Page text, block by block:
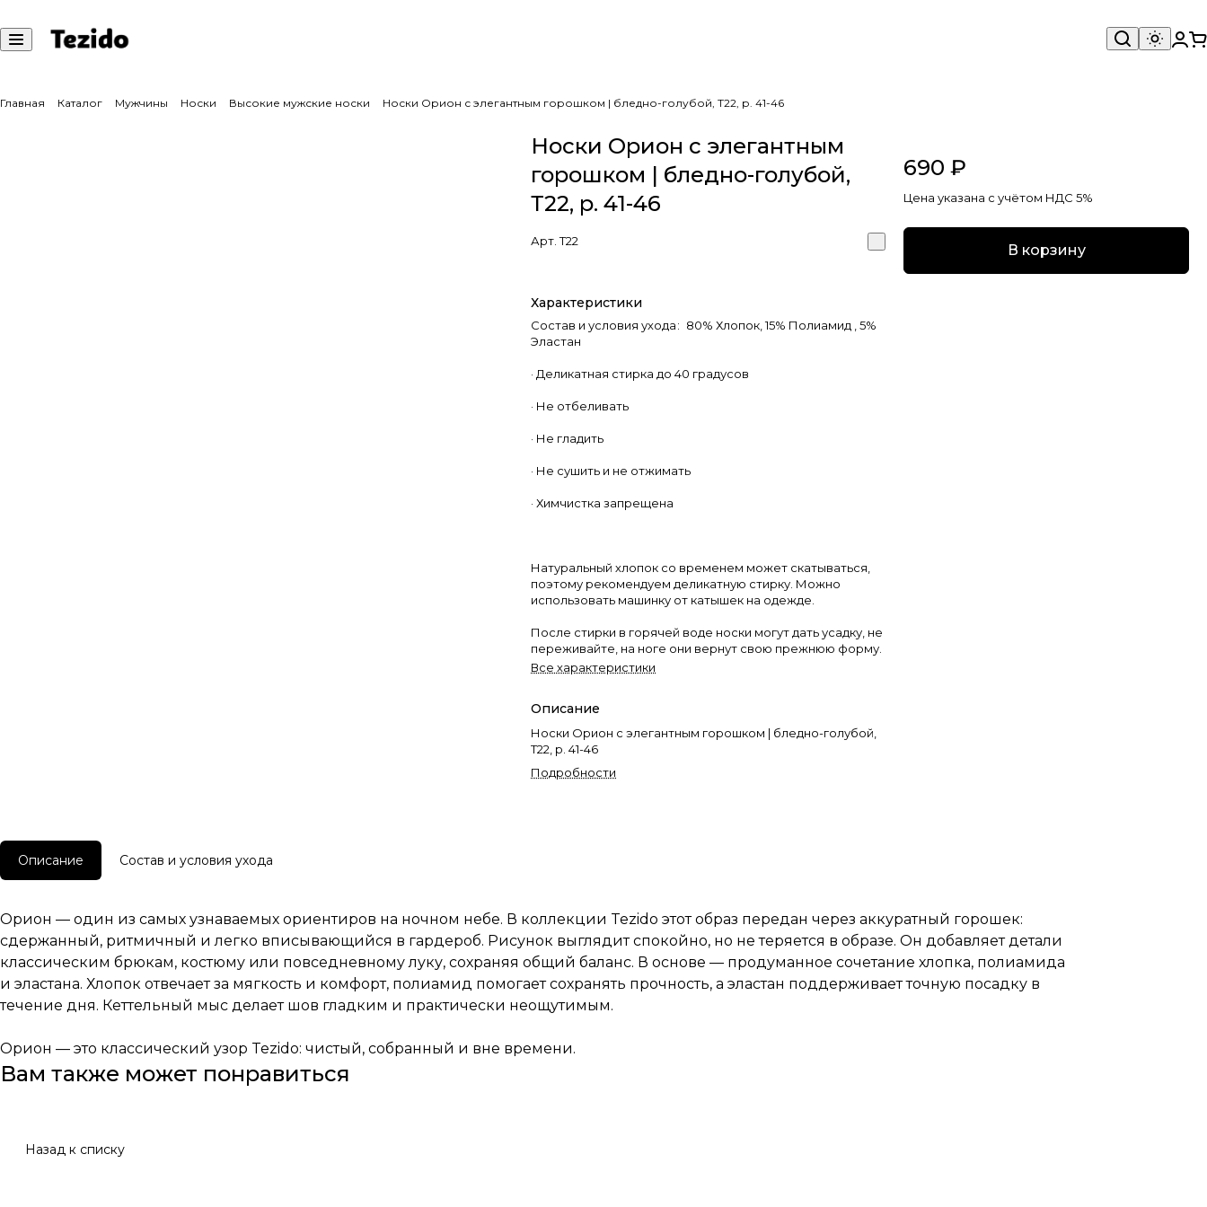
Главная Каталог Мужчины Носки Высокие мужские носки Носки Орион с элегантным горошком | бледно-голубой, Т22, р. 41-46
Носки Орион с элегантным
горошком | бледно-голубой,
Т22, р. 41-46
Арт.Т22
Характеристики
Состав и условия ухода: 80% Хлопок, 15% Полиамид , 5%
Эластан
· Деликатная стирка до 40 градусов
· Не отбеливать
· Не гладить
· Не сушить и не отжимать
· Химчистка запрещена
Натуральный хлопок со временем может скатываться,
поэтому рекомендуем деликатную стирку. Можно
использовать машинку от катышек на одежде.
После стирки в горячей воде носки могут дать усадку, не
переживайте, на ноге они вернут свою прежнюю форму.
Все характеристики
Описание
Носки Орион с элегантным горошком | бледно-голубой,
Т22, р. 41-46
Подробности
690 ₽
Цена указана с учётом НДС 5%
В корзину
Описание Состав и условия ухода
Орион — один из самых узнаваемых ориентиров на ночном небе. В коллекции Tezido этот образ передан через аккуратный горошек:
сдержанный, ритмичный и легко вписывающийся в гардероб. Рисунок выглядит спокойно, но не теряется в образе. Он добавляет детали
классическим брюкам, костюму или повседневному луку, сохраняя общий баланс. В основе — продуманное сочетание хлопка, полиамида
и эластана. Хлопок отвечает за мягкость и комфорт, полиамид помогает сохранять прочность, а эластан поддерживает точную посадку в
течение дня. Кеттельный мыс делает шов гладким и практически неощутимым.
Орион — это классический узор Tezido: чистый, собранный и вне времени.
Вам также может понравиться
Назад к списку